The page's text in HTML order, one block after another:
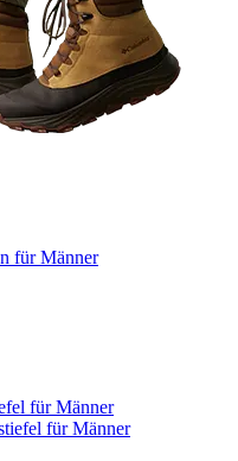
für Männer
für Männer
für Männer